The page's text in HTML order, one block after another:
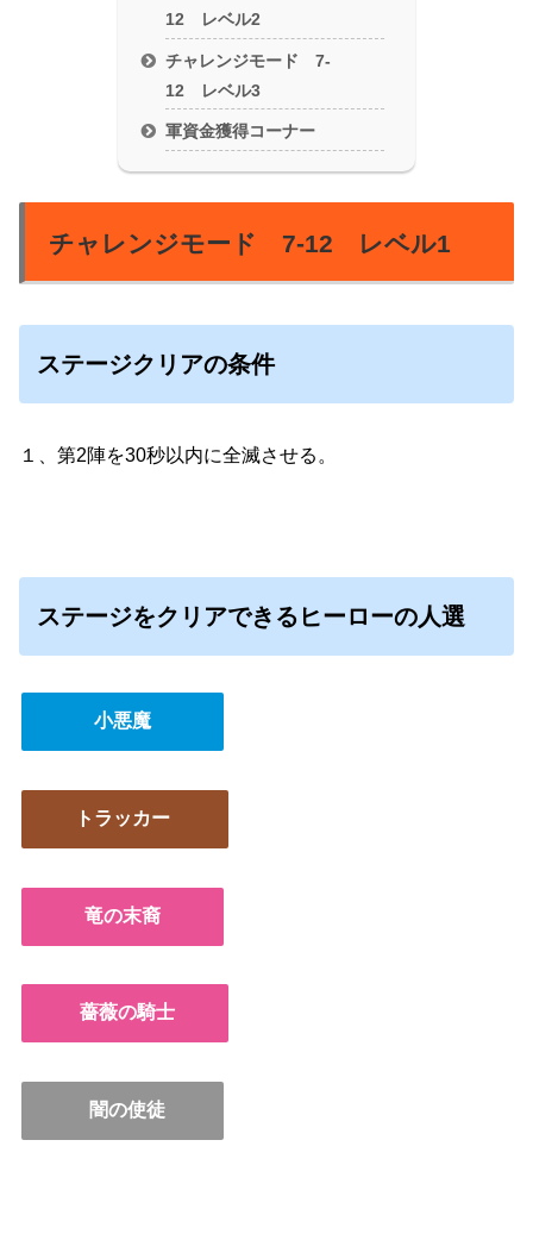
12 レベル2
チャレンジモード 7-
12 レベル3
軍資金獲得コーナー
チャレンジモード 7-12 レベル1
ステージクリアの条件
１、第2陣を30秒以内に全滅させる。
ステージをクリアできるヒーローの人選
小悪魔
トラッカー
竜の末裔
薔薇の騎士
闇の使徒